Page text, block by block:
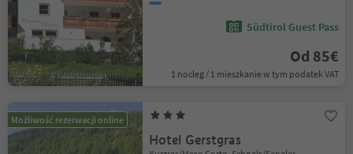
Südtirol Guest Pass
Od 85€
1 nocleg / 1 mieszkanie w tym podatek VAT
Możliwość rezerwacji online
Hotel Gerstgras